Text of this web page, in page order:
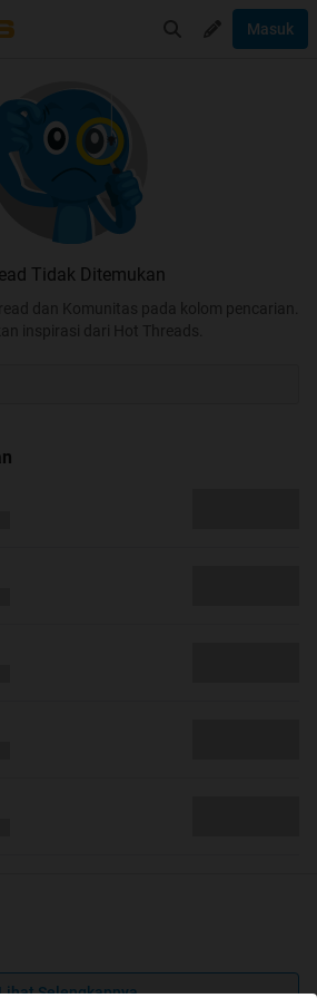
Masuk
Tidak Ditemukan
dan Komunitas pada kolom pencarian.
inspirasi dari Hot Threads.
Selengkapnya